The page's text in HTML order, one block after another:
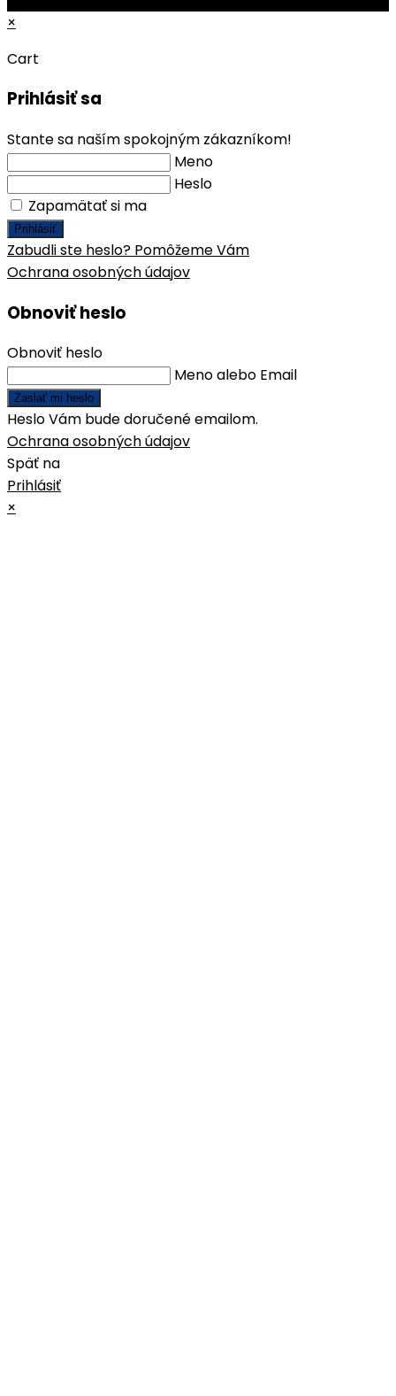
×
Cart
Prihlásiť sa
Stante sa naším spokojným zákazníkom!
Meno
Heslo
Zapamätať si ma
Prihlásiť
Zabudli ste heslo? Pomôžeme Vám
Ochrana osobných údajov
Obnoviť heslo
Obnoviť heslo
Meno alebo Email
Zaslať mi heslo
Heslo Vám bude doručené emailom.
Ochrana osobných údajov
Späť na
Prihlásiť
×